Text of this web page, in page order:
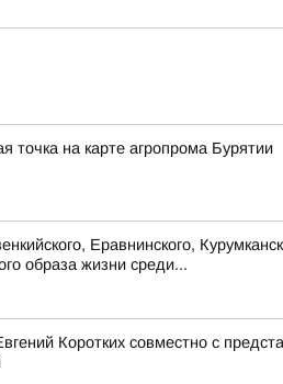
точка на карте агропрома Бурятии
Еравнинского,
образа жизни среди...
Коротких совместно с